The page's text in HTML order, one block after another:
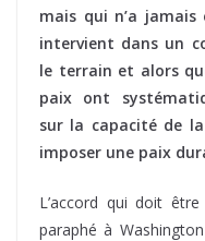
mais qui n’a
intervient dans un
le terrain et alors
paix ont
sur la capacité de
imposer une paix
L’accord qui doit
paraphé à